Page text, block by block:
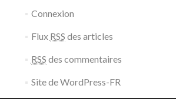
Connexion
Flux RSS des articles
RSS des commentaires
Site de WordPress-FR